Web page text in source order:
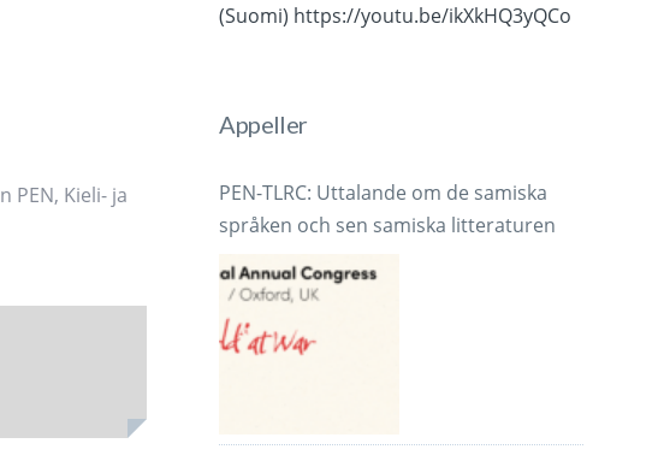
PEN, Kieli- ja
(Suomi) https://youtu.be/ikXkHQ3yQCo
Appeller
PEN-TLRC: Uttalande om de samiska
språken och sen samiska litteraturen